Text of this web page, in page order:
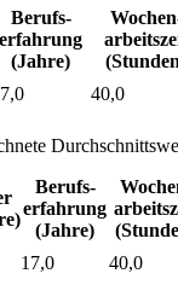
Berufs­
erfahrung
(Jahre)
40,0
Berufs­
erfahrung
(Jahre)
17,0 40,0